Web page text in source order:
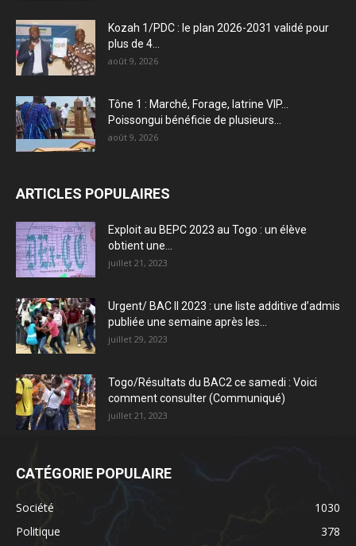
Kozah 1/PDC : le plan 2026-2031 validé pour
plus de 4...
août 9, 2026
Tône 1 : Marché, Forage, latrine VIP…
Poissongui bénéficie de plusieurs...
août 9, 2026
ARTICLES POPULAIRES
Exploit au BEPC 2023 au Togo : un élève
obtient une...
juillet 21, 2023
Urgent/ BAC II 2023 : une liste additive d’admis
publiée une semaine après les...
juillet 29, 2023
Togo/Résultats du BAC2 ce samedi : Voici
comment consulter (Communiqué)
juillet 21, 2023
CATÉGORIE POPULAIRE
Société
1030
Politique
378